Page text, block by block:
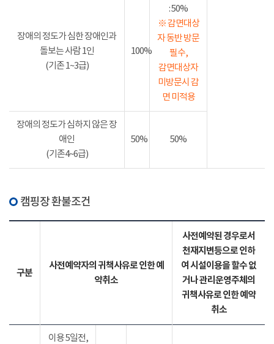
: 50%
※ 감면대상
자 동반 방문
필수,
감면대상자
미방문시 감
면 미적용
장애의 정도가 심한 장애인과
돌보는 사람 1인
(기존 1~3급)
100%
장애의 정도가 심하지 않은 장
애인
(기존4~6급)
50% 50%
캠핑장 환불조건
구분
사전예약자의 귀책사유로 인한 예
약취소
사전예약된 경우로서
천재지변등으로 인하
여 시설이용을 할수 없
거나 관리운영주체의
귀책사유로 인한 예약
취소
이용 5일전,